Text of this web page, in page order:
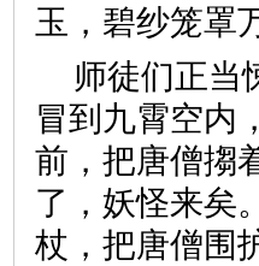
玉，碧纱笼
师徒们正当
冒到九霄空内
前，把唐僧搊
了，妖怪来矣
杖，把唐僧